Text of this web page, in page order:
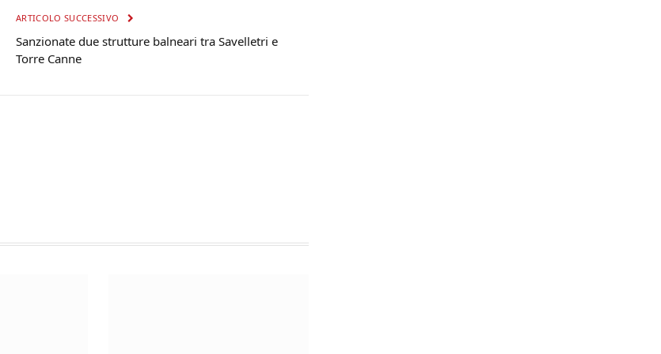
ARTICOLO SUCCESSIVO
Sanzionate due strutture balneari tra Savelletri e
Torre Canne